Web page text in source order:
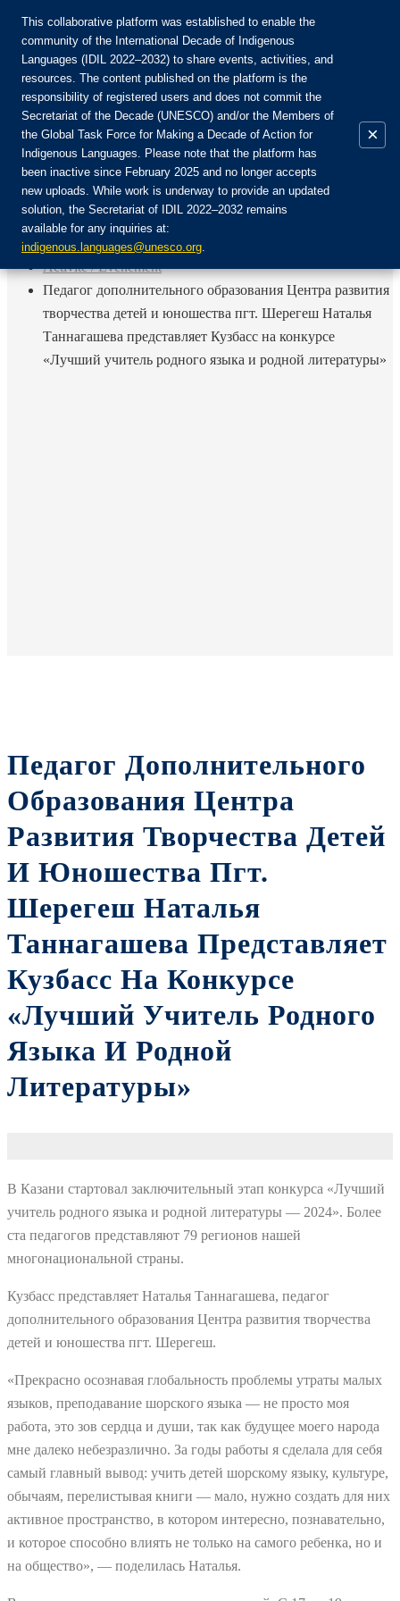
Rejoignez la communauté :
Login
FR
EN
ES
RU
Accueil
Activité / Événement
Педагог дополнительного образования Центра развития
творчества детей и юношества пгт. Шерегеш Наталья
Таннагашева представляет Кузбасс на конкурсе
«Лучший учитель родного языка и родной литературы»
Педагог Дополнительного
Образования Центра
Развития Творчества Детей
И Юношества Пгт.
Шерегеш Наталья
Таннагашева Представляет
Кузбасс На Конкурсе
«Лучший Учитель Родного
Языка И Родной
Литературы»
В Казани стартовал заключительный этап конкурса «Лучший
учитель родного языка и родной литературы — 2024». Более
ста педагогов представляют 79 регионов нашей
многонациональной страны.
Кузбасс представляет Наталья Таннагашева, педагог
дополнительного образования Центра развития творчества
детей и юношества пгт. Шерегеш.
«Прекрасно осознавая глобальность проблемы утраты малых
языков, преподавание шорского языка — не просто моя
работа, это зов сердца и души, так как будущее моего народа
мне далеко небезразлично. За годы работы я сделала для себя
самый главный вывод: учить детей шорскому языку, культуре,
обычаям, перелистывая книги — мало, нужно создать для них
активное пространство, в котором интересно, познавательно,
и которое способно влиять не только на самого ребенка, но и
на общество», — поделилась Наталья.
This collaborative platform was established to enable the
community of the International Decade of Indigenous
Languages (IDIL 2022–2032) to share events, activities, and
resources. The content published on the platform is the
responsibility of registered users and does not commit the
Secretariat of the Decade (UNESCO) and/or the Members of
the Global Task Force for Making a Decade of Action for
Indigenous Languages. Please note that the platform has
been inactive since February 2025 and no longer accepts
new uploads. While work is underway to provide an updated
solution, the Secretariat of IDIL 2022–2032 remains
available for any inquiries at:
indigenous.languages@unesco.org.
×